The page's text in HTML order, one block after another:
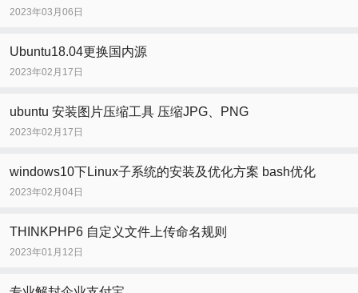
2023年03月06日
Ubuntu18.04更换国内源
2023年02月17日
ubuntu 安装图片压缩工具 压缩JPG、PNG
2023年02月17日
windows10下Linux子系统的安装及优化方案 bash优化
2023年02月04日
THINKPHP6 自定义文件上传命名规则
2023年01月12日